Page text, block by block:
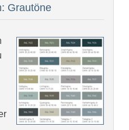
Grautöne